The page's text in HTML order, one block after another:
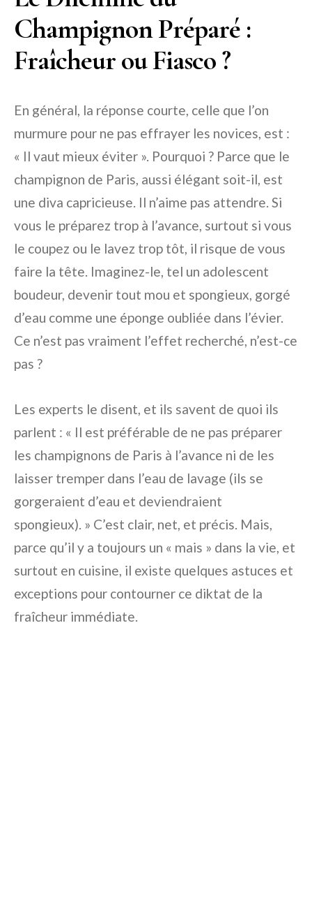
Champignon Préparé :
Fraîcheur ou Fiasco ?
En général, la réponse courte, celle que l’on
murmure pour ne pas effrayer les novices, est :
« Il vaut mieux éviter ». Pourquoi ? Parce que le
champignon de Paris, aussi élégant soit-il, est
une diva capricieuse. Il n’aime pas attendre. Si
vous le préparez trop à l’avance, surtout si vous
le coupez ou le lavez trop tôt, il risque de vous
faire la tête. Imaginez-le, tel un adolescent
boudeur, devenir tout mou et spongieux, gorgé
d’eau comme une éponge oubliée dans l’évier.
Ce n’est pas vraiment l’effet recherché, n’est-ce
pas ?
Les experts le disent, et ils savent de quoi ils
parlent : « Il est préférable de ne pas préparer
les champignons de Paris à l’avance ni de les
laisser tremper dans l’eau de lavage (ils se
gorgeraient d’eau et deviendraient
spongieux). » C’est clair, net, et précis. Mais,
parce qu’il y a toujours un « mais » dans la vie, et
surtout en cuisine, il existe quelques astuces et
exceptions pour contourner ce diktat de la
fraîcheur immédiate.